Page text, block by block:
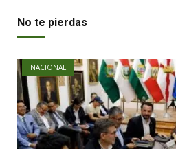
No te pierdas
NACIONAL